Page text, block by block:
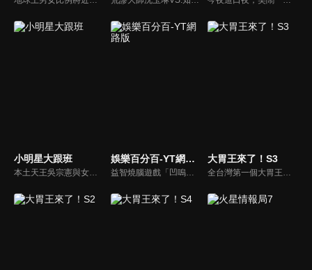
小明星大跟班
本土天王吳宗憲與女兒吳姍儒（Sandy）搭檔主持，每集邀請來賓暢談演藝圈大小事，父女檔聯手笑果十足，老梗搭上新世代，最新組合強勢登場！
娛樂百分百-YT網路版
益智燒腦遊戲「凹嗚狼人殺」激發你的邏輯推理能力，偶像巨星雲集，全球娛樂資訊，一手掌握不脫節！2025全新升級改版，盡在《娛樂百分百-YT網路版》！
大胃王來了！S3
全台灣第一個大胃王美食節目，由主持人帶領大胃王們及名人來賓吃遍台灣美食，每趟旅程都有不同的美食主題以及遊戲互動，並藉由大胃王幸福地享用，讓觀眾深刻了解台灣美食文化的豐富特色！